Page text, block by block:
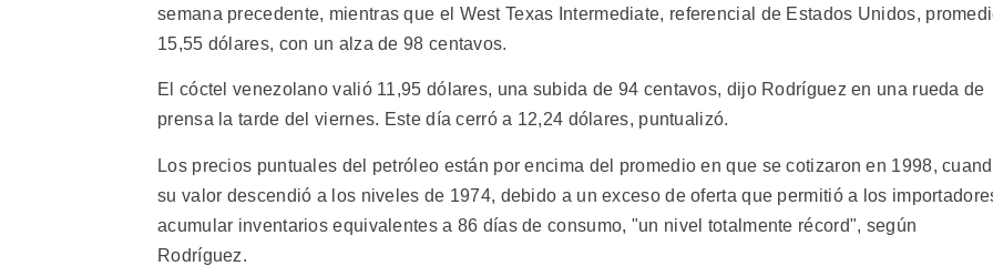
semana precedente, mientras que el West Texas Intermediate, referencial de Estados Unidos,
15,55 dólares, con un alza de 98 centavos.
El cóctel venezolano valió 11,95 dólares, una subida de 94 centavos, dijo Rodríguez en una rueda de
prensa la tarde del viernes. Este día cerró a 12,24 dólares, puntualizó.
Los precios puntuales del petróleo están por encima del promedio en que se cotizaron en 1998,
su valor descendió a los niveles de 1974, debido a un exceso de oferta que permitió a los
acumular inventarios equivalentes a 86 días de consumo, "un nivel totalmente récord", según
Rodríguez.